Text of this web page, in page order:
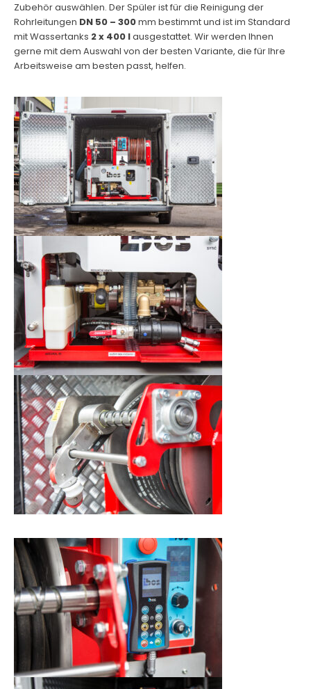
Zubehör auswählen. Der Spüler ist für die Reinigung der
Rohrleitungen DN 50 – 300mm bestimmt und ist im Standard
mit Wassertanks 2 x 400 lausgestattet. Wir werden Ihnen
gerne mit dem Auswahl von der besten Variante, die für Ihre
Arbeitsweise am besten passt, helfen.